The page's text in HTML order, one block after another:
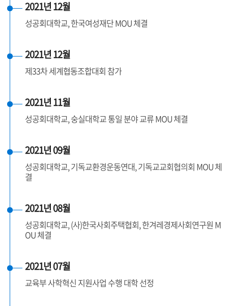
2021년 12월
성공회대학교, 한국여성재단 MOU 체결
2021년 12월
제33차 세계협동조합대회 참가
2021년 11월
성공회대학교, 숭실대학교 통일 분야 교류 MOU 체결
2021년 09월
성공회대학교, 기독교환경운동연대, 기독교교회협의회 MOU 체
결
2021년 08월
성공회대학교, (사)한국사회주택협회, 한겨레경제사회연구원 M
OU 체결
2021년 07월
교육부 사학혁신 지원사업 수행 대학 선정